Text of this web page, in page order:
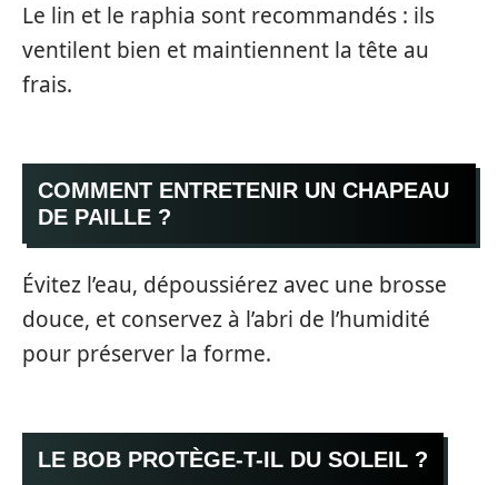
Le lin et le raphia sont recommandés : ils
ventilent bien et maintiennent la tête au
frais.
COMMENT ENTRETENIR UN CHAPEAU
DE PAILLE ?
Évitez l’eau, dépoussiérez avec une brosse
douce, et conservez à l’abri de l’humidité
pour préserver la forme.
LE BOB PROTÈGE-T-IL DU SOLEIL ?